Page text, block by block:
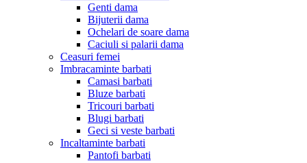
Genti dama
Bijuterii dama
Ochelari de soare dama
Caciuli si palarii dama
Ceasuri femei
Imbracaminte barbati
Camasi barbati
Bluze barbati
Tricouri barbati
Blugi barbati
Geci si veste barbati
Incaltaminte barbati
Pantofi barbati